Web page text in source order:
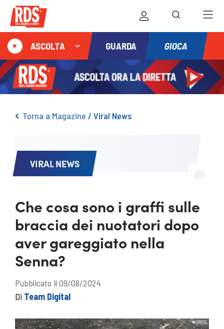
ASCOLTA GUARDA GIOCA
Torna a Magazine / Viral News
VIRAL NEWS
Che cosa sono i graffi sulle
braccia dei nuotatori dopo
aver gareggiato nella
Senna?
Pubblicato il 09/08/2024
Di Team Digital